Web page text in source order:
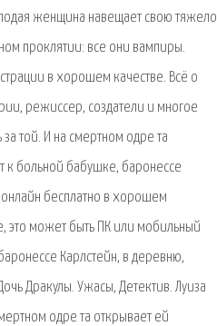
женщина навещает свою тяжело
проклятии: все они вампиры.
в хорошем качестве. Всё о
режиссер, создатели и многое
той. И на смертном одре та
к больной бабушке, баронессе
бесплатно в хорошем
это может быть ПК или мобильный
Карлстейн, в деревню,
Дракулы. Ужасы, Детектив. Луиза
одре та открывает ей